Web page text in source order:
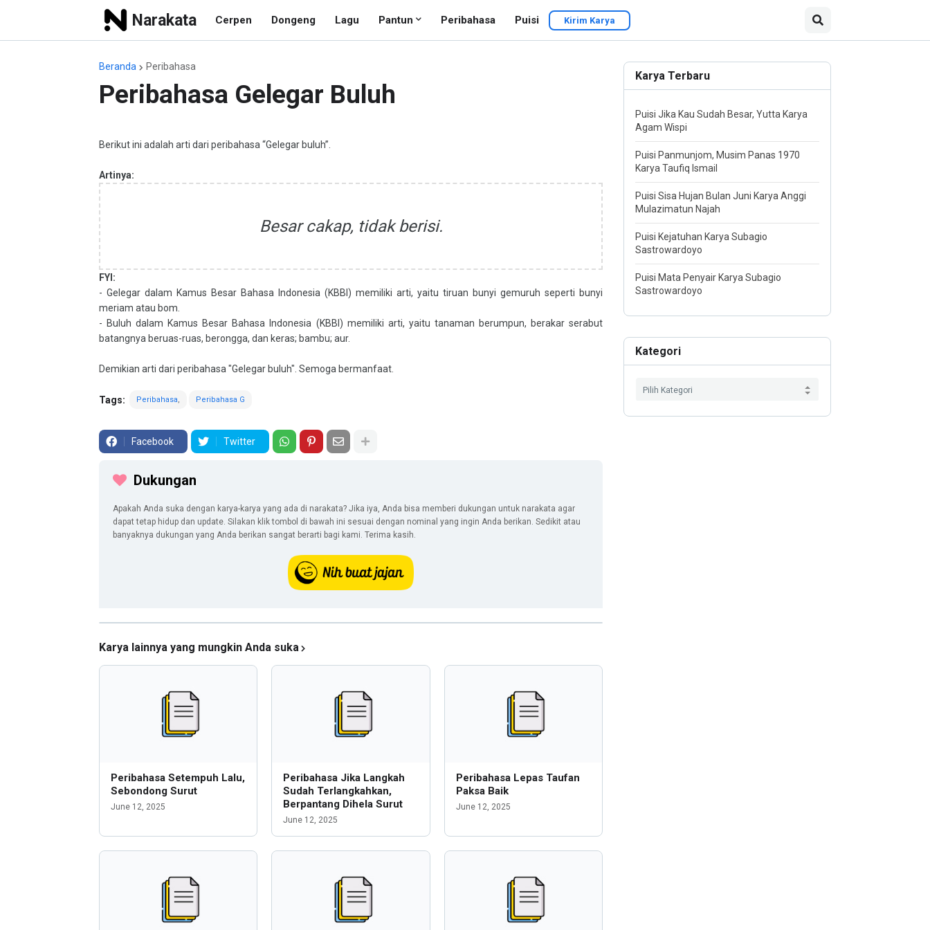
Narakata Cerpen Dongeng Lagu Pantun Peribahasa Puisi Kirim Karya
Beranda Peribahasa
Peribahasa Gelegar Buluh
Berikut ini adalah arti dari peribahasa “Gelegar buluh”.
Artinya:
Besar cakap, tidak berisi.
FYI:
- Gelegar dalam Kamus Besar Bahasa Indonesia (KBBI) memiliki arti, yaitu tiruan bunyi gemuruh seperti bunyi
meriam atau bom.
- Buluh dalam Kamus Besar Bahasa Indonesia (KBBI) memiliki arti, yaitu tanaman berumpun, berakar serabut
batangnya beruas-ruas, berongga, dan keras; bambu; aur.
Demikian arti dari peribahasa "Gelegar buluh". Semoga bermanfaat.
Tags: Peribahasa Peribahasa G
Facebook Twitter
Dukungan
Apakah Anda suka dengan karya-karya yang ada di narakata? Jika iya, Anda bisa memberi dukungan untuk narakata agar
dapat tetap hidup dan update. Silakan klik tombol di bawah ini sesuai dengan nominal yang ingin Anda berikan. Sedikit atau
banyaknya dukungan yang Anda berikan sangat berarti bagi kami. Terima kasih.
Karya lainnya yang mungkin Anda suka
Peribahasa Setempuh Lalu,
Sebondong Surut
June 12, 2025
Peribahasa Jika Langkah
Sudah Terlangkahkan,
Berpantang Dihela Surut
June 12, 2025
Peribahasa Lepas Taufan
Paksa Baik
June 12, 2025
Karya Terbaru
Puisi Jika Kau Sudah Besar, Yutta Karya
Agam Wispi
Puisi Panmunjom, Musim Panas 1970
Karya Taufiq Ismail
Puisi Sisa Hujan Bulan Juni Karya Anggi
Mulazimatun Najah
Puisi Kejatuhan Karya Subagio
Sastrowardoyo
Puisi Mata Penyair Karya Subagio
Sastrowardoyo
Kategori